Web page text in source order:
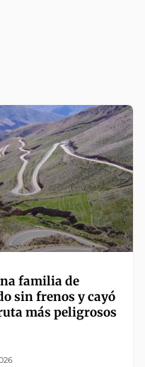
familia de
sin frenos y cayó
más peligrosos